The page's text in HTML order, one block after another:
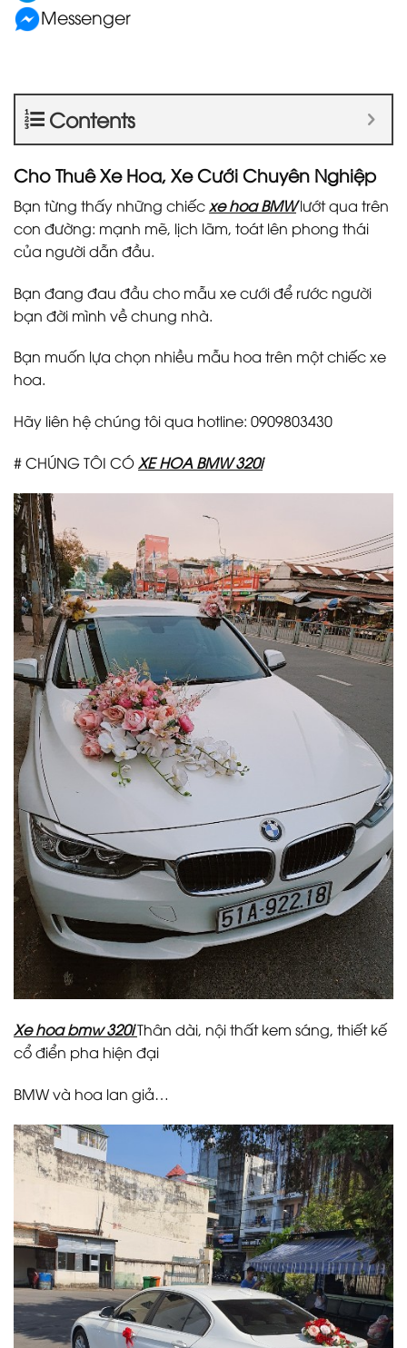
Messenger
Contents
Cho Thuê Xe Hoa, Xe Cưới Chuyên Nghiệp
Bạn từng thấy những chiếc xe hoa BMWlướt qua trên
con đường: mạnh mẽ, lịch lãm, toát lên phong thái
của người dẫn đầu.
Bạn đang đau đầu cho mẫu xe cưới để rước người
bạn đời mình về chung nhà.
Bạn muốn lựa chọn nhiều mẫu hoa trên một chiếc xe
hoa.
Hãy liên hệ chúng tôi qua hotline: 0909803430
# CHÚNG TÔI CÓ XE HOA BMW 320i
Xe hoa bmw 320iThân dài, nội thất kem sáng, thiết kế
cổ điển pha hiện đại
BMW và hoa lan giả…